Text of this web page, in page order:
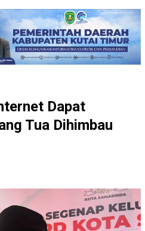
Dapat
Tua Dihimbau